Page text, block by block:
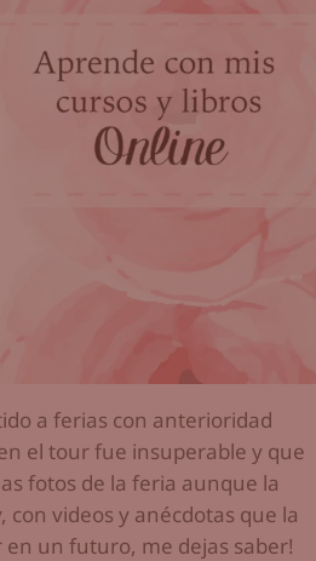
a ferias con anterioridad
el tour fue insuperable y que
fotos de la feria aunque la
videos y anécdotas que la
un futuro, me dejas saber!